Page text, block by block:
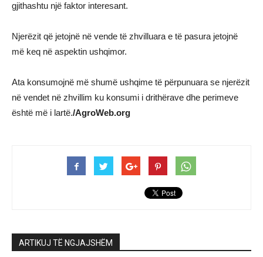
gjithashtu një faktor interesant.
Njerëzit që jetojnë në vende të zhvilluara e të pasura jetojnë
më keq në aspektin ushqimor.
Ata konsumojnë më shumë ushqime të përpunuara se njerëzit
në vendet në zhvillim ku konsumi i drithërave dhe perimeve
është më i lartë./AgroWeb.org
ARTIKUJ TË NGJAJSHËM